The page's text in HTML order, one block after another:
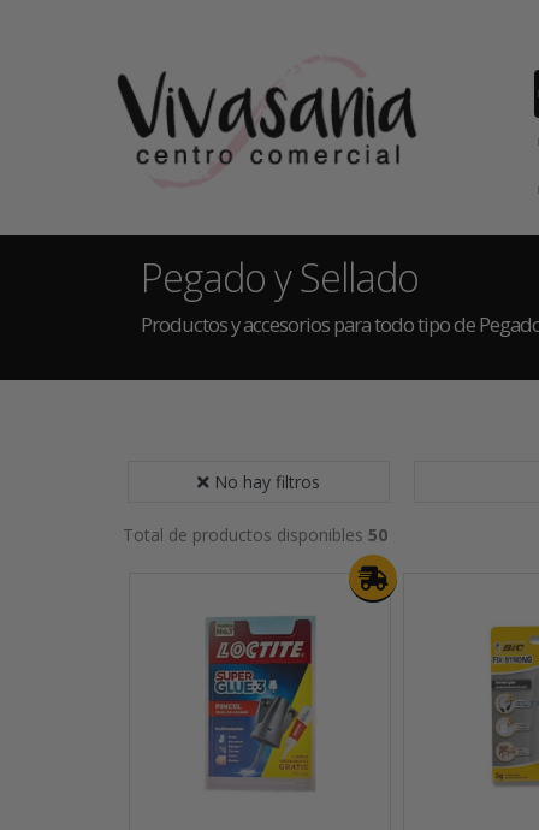
Pegado y Sellado
Productos y accesorios para todo tipo de
No hay filtros
Total de productos disponibles 50